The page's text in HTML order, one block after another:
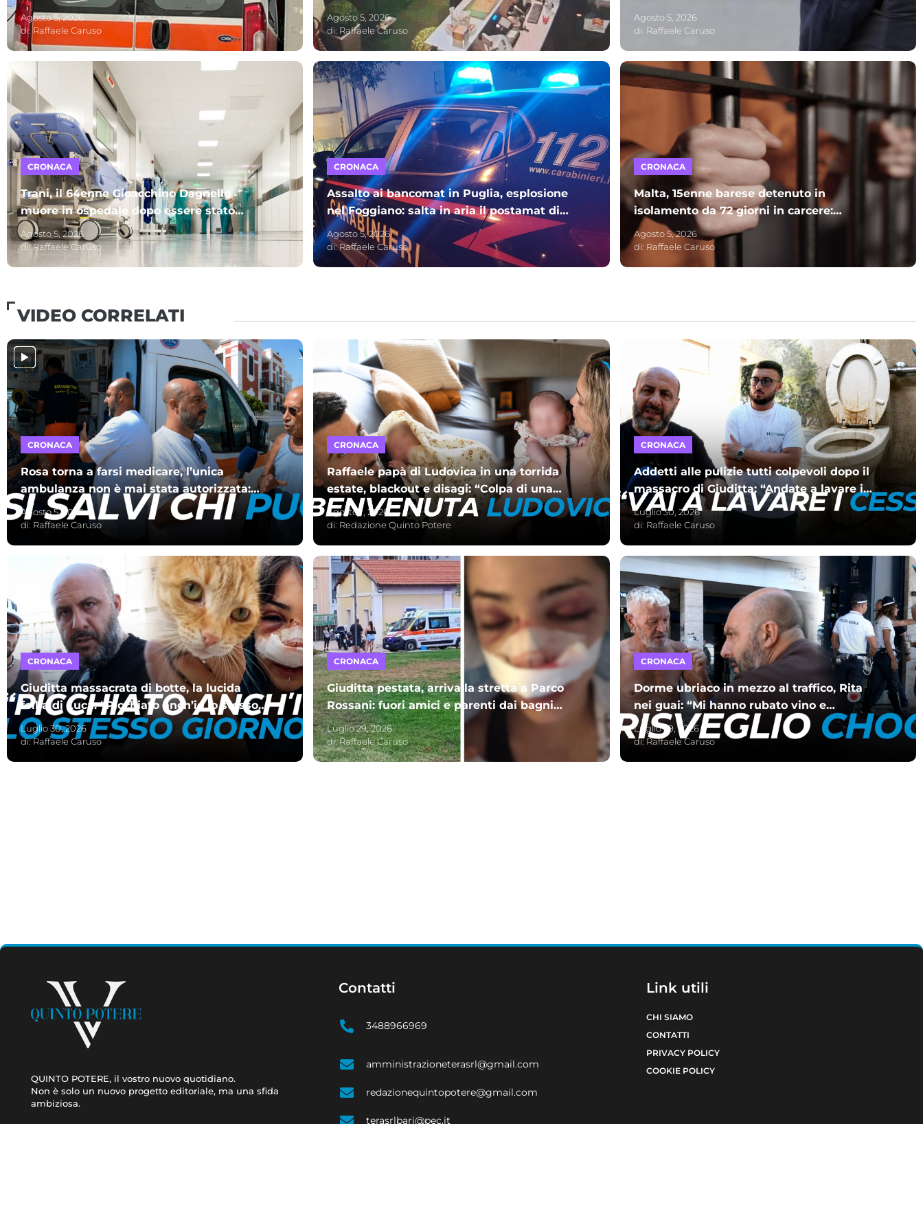
A perdere la vita due uomini
Agosto 5, 2026
di:Raffaele Caruso
sette indagati – I NOMI
Agosto 5, 2026
di: Raffaele Caruso
servizio e processato per direttissima
Agosto 5, 2026
di: Raffaele Caruso
CRONACA
Trani, il 64enne Gioacchino Dagnello
muore in ospedale dopo essere stato
investito: s’indaga per omicidio stradale
Agosto 5, 2026
di:Raffaele Caruso
CRONACA
Assalto ai bancomat in Puglia, esplosione
nel Foggiano: salta in aria il postamat di
Stornarella ma il colpo fallisce
Agosto 5, 2026
di:Raffaele Caruso
CRONACA
Malta, 15enne barese detenuto in
isolamento da 72 giorni in carcere:
l’appello dei genitori alle autorità italiane
Agosto 5, 2026
di: Raffaele Caruso
VIDEO CORRELATI
CRONACA
Rosa torna a farsi medicare, l’unica
ambulanza non è mai stata autorizzata:
c’è da stare tranquilli
Agosto 5, 2026
di: Raffaele Caruso
CRONACA
Raffaele papà di Ludovica in una torrida
estate, blackout e disagi: “Colpa di una
scelta assurda”
Agosto 1, 2026
di: Redazione Quinto Potere
CRONACA
Addetti alle pulizie tutti colpevoli dopo il
massacro di Giuditta: “Andate a lavare i
cessi mafiosi”
Luglio 30, 2026
di: Raffaele Caruso
CRONACA
Giuditta massacrata di botte, la lucida
follia di Luca: “Picchiato anch’io lo stesso
giorno”
Luglio 30, 2026
di:Raffaele Caruso
CRONACA
Giuditta pestata, arriva la stretta a Parco
Rossani: fuori amici e parenti dai bagni
pubblici. Le scuse dei dipendenti
Luglio 29, 2026
di:Raffaele Caruso
CRONACA
Dorme ubriaco in mezzo al traffico, Rita
nei guai: “Mi hanno rubato vino e
maglietta. Chiama il 118”
Luglio 29, 2026
di:Raffaele Caruso
QUINTO POTERE, il vostro nuovo quotidiano.
Non è solo un nuovo progetto editoriale, ma una sfida
ambiziosa.
Contatti
3488966969
amministrazioneterasrl@gmail.com
redazionequintopotere@gmail.com
terasrlbari@pec.it
Link utili
CHI SIAMO
CONTATTI
PRIVACY POLICY
COOKIE POLICY